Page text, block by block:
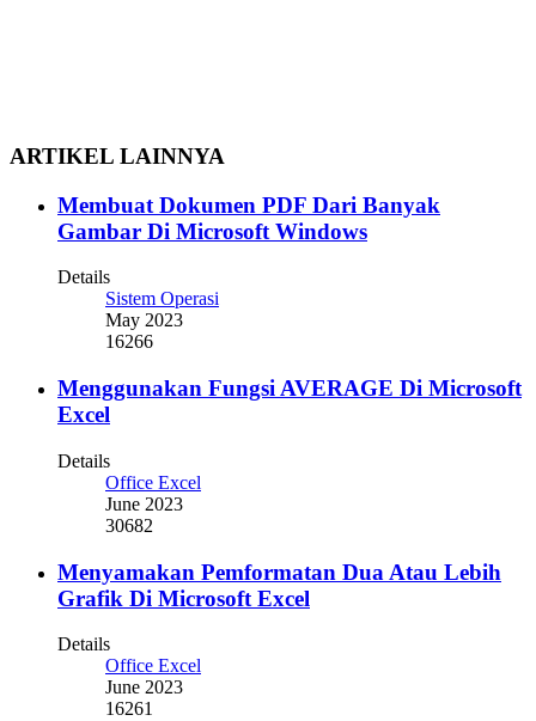
ARTIKEL LAINNYA
Membuat Dokumen PDF Dari Banyak
Gambar Di Microsoft Windows
Details
Sistem Operasi
May 2023
16266
Menggunakan Fungsi AVERAGE Di Microsoft
Excel
Details
Office Excel
June 2023
30682
Menyamakan Pemformatan Dua Atau Lebih
Grafik Di Microsoft Excel
Details
Office Excel
June 2023
16261